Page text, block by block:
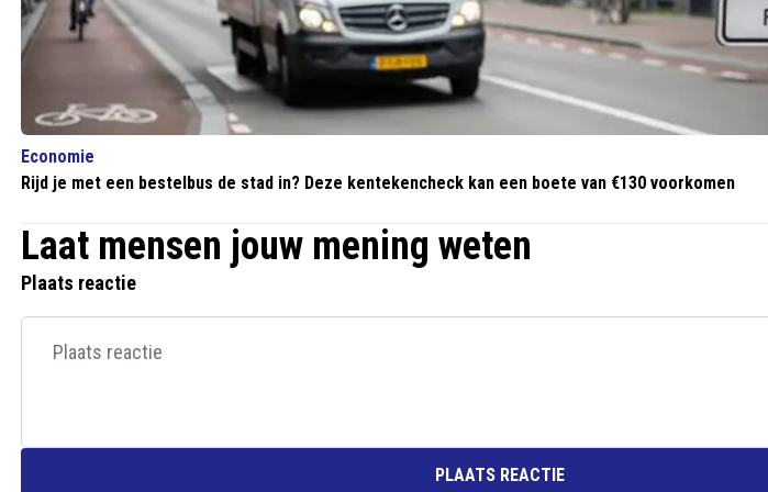
Economie
Rijd je met een bestelbus de stad in? Deze kentekencheck kan een boete van €130 voorkomen
Laat mensen jouw mening weten
Plaats reactie
PLAATS REACTIE